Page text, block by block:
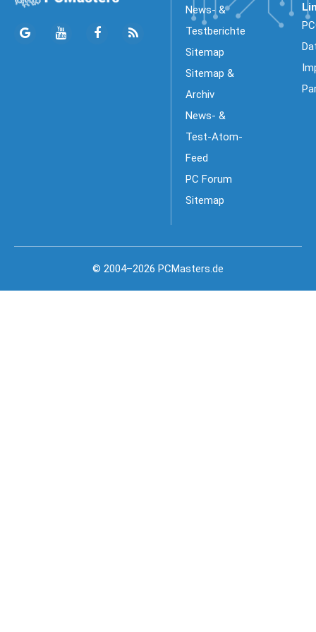
News- &
Testberichte
Sitemap
Sitemap &
Archiv
News- &
Test-Atom-
Feed
PC Forum
Sitemap
© 2004–2026 PCMasters.de